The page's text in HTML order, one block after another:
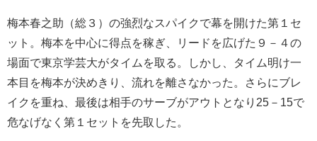
梅本春之助（総３）の強烈なスパイクで幕を開けた第１セ
ット。梅本を中心に得点を稼ぎ、リードを広げた９－４の
場面で東京学芸大がタイムを取る。しかし、タイム明け一
本目を梅本が決めきり、流れを離さなかった。さらにブレ
イクを重ね、最後は相手のサーブがアウトとなり25－15で
危なげなく第１セットを先取した。